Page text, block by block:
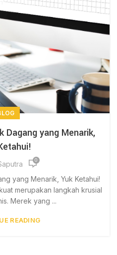
Dagang yang Menarik,
0
yang Menarik, Yuk Ketahui!
merupakan langkah krusial
Merek yang ...
READING